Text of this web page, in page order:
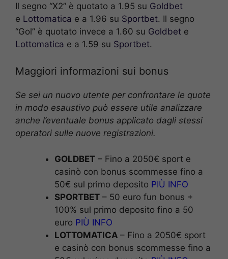
Il segno “X2” è quotato a 1.95 su Goldbet
e Lottomatica e a 1.96 su Sportbet. Il segno
“Gol” è quotato invece a 1.60 su Goldbet e
Lottomatica e a 1.59 su Sportbet.
Maggiori informazioni sui bonus
Se sei un nuovo utente per confrontare le quote
in modo esaustivo può essere utile analizzare
anche l’eventuale bonus applicato dagli stessi
operatori sulle nuove registrazioni.
GOLDBET– Fino a 2050€ sport e
casinò con bonus scommesse fino a
50€ sul primo deposito PIÙ INFO
SPORTBET– 50 euro fun bonus +
100% sul primo deposito fino a 50
euro PIÙ INFO
LOTTOMATICA – Fino a 2050€ sport
e casinò con bonus scommesse fino a